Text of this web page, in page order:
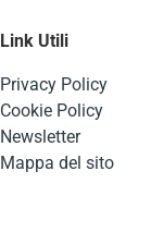
Link Utili
Privacy Policy
Cookie Policy
Newsletter
Mappa del sito